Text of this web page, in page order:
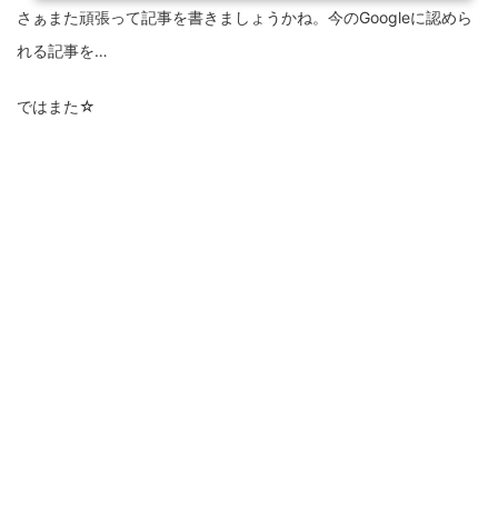
して動かしておかないとって感じ。2024年の3月6日にコアアルゴリズムアップデ
ートとスパムアップデートを同時にGoogleは展開している。最大1カ月間検索順位
さぁまた頑張って記事を書きましょうかね。今のGoogleに認めら
れる記事を…
ではまた☆